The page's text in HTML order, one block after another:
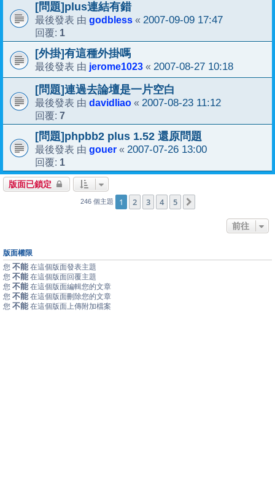
[問題]plus連結有錯
最後發表 由 godbless « 2007-09-09 17:47
回覆: 1
[外掛]有這種外掛嗎
最後發表 由 jerome1023 « 2007-08-27 10:18
[問題]連過去論壇是一片空白
最後發表 由 davidliao « 2007-08-23 11:12
回覆: 7
[問題]phpbb2 plus 1.52 還原問題
最後發表 由 gouer « 2007-07-26 13:00
回覆: 1
版面已鎖定
246 個主題 1 2 3 4 5
前往
版面權限
您 不能 在這個版面發表主題
您 不能 在這個版面回覆主題
您 不能 在這個版面編輯您的文章
您 不能 在這個版面刪除您的文章
您 不能 在這個版面上傳附加檔案